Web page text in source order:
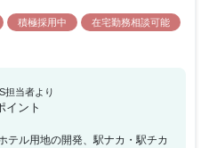
積極採用中
在宅勤務相談可能
担当者より
イント
テル用地の開発、駅ナカ・駅チカ